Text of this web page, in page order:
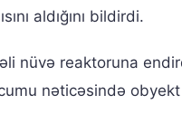
aldığını bildirdi.
nüvə reaktoruna
nəticəsində obyekt